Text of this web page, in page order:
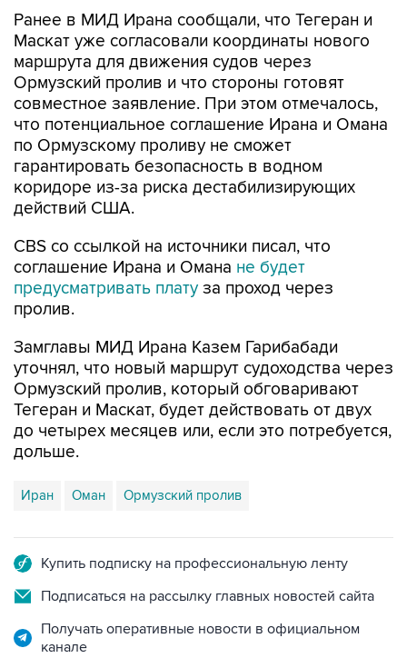
Ранее в МИД Ирана сообщали, что Тегеран и
Маскат уже согласовали координаты нового
маршрута для движения судов через
Ормузский пролив и что стороны готовят
совместное заявление. При этом отмечалось,
что потенциальное соглашение Ирана и Омана
по Ормузскому проливу не сможет
гарантировать безопасность в водном
коридоре из-за риска дестабилизирующих
действий США.
CBS со ссылкой на источники писал, что
соглашение Ирана и Омана не будет
предусматривать плату за проход через
пролив.
Замглавы МИД Ирана Казем Гарибабади
уточнял, что новый маршрут судоходства через
Ормузский пролив, который обговаривают
Тегеран и Маскат, будет действовать от двух
до четырех месяцев или, если это потребуется,
дольше.
Иран Оман Ормузский пролив
Купить подписку на профессиональную ленту
Подписаться на рассылку главных новостей сайта
Получать оперативные новости в официальном
канале